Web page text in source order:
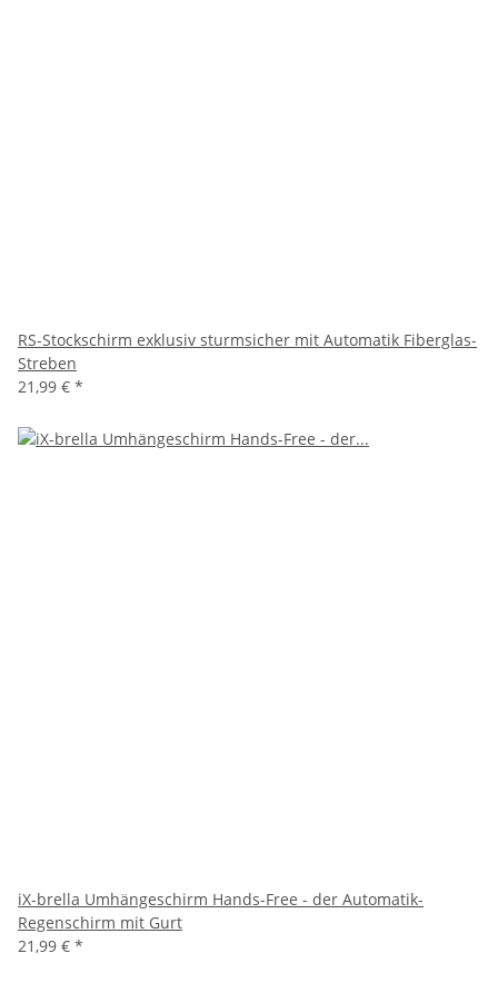
RS-Stockschirm exklusiv sturmsicher mit Automatik Fiberglas-
Streben
21,99 € *
iX-brella Umhängeschirm Hands-Free - der Automatik-
Regenschirm mit Gurt
21,99 € *